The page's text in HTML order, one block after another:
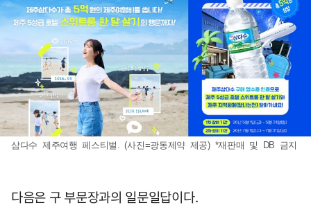
삼다수 제주여행 페스티벌. (사진=광동제약 제공) *재판매 및 DB 금지
다음은 구 부문장과의 일문일답이다.